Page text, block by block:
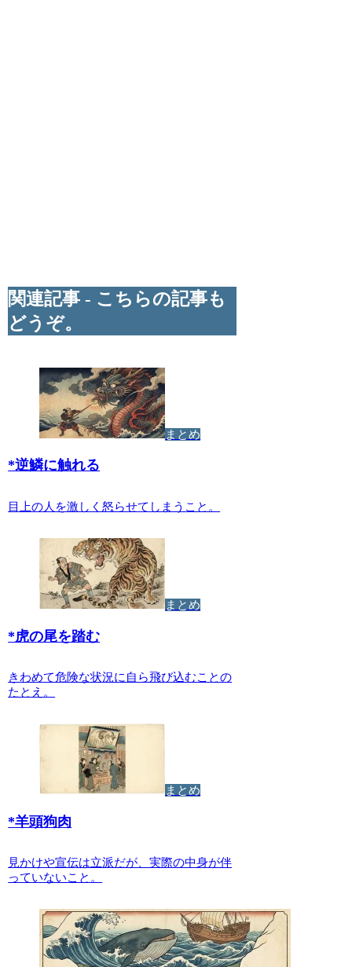
関連記事 - こちらの記事も
どうぞ。
まとめ
*逆鱗に触れる
目上の人を激しく怒らせてしまうこと。
まとめ
*虎の尾を踏む
きわめて危険な状況に自ら飛び込むことの
たとえ。
まとめ
*羊頭狗肉
見かけや宣伝は立派だが、実際の中身が伴
っていないこと。